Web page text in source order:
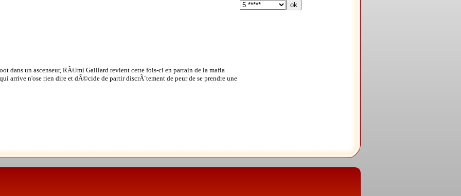
dans un ascenseur, RÃ©mi Gaillard revient cette fois-ci en parrain de la mafia
arrive n'ose rien dire et dÃ©cide de partir discrÃ¨tement de peur de se prendre une